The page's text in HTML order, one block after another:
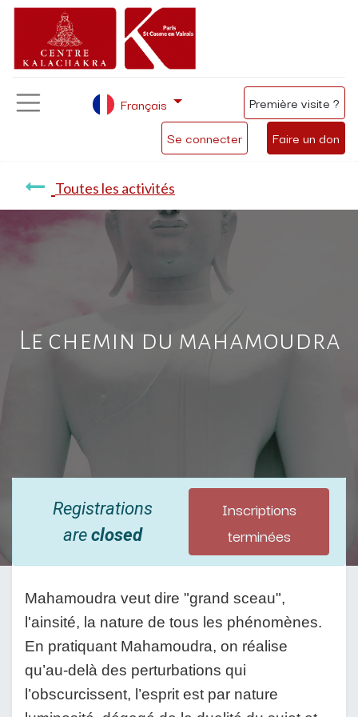
Se connecter Faire un don
Français Première visite ?
Toutes les activités
Le chemin du mahamoudra
Registrations
areclosed
Inscriptions
terminées
Mahamoudra veut dire "grand sceau",
l'ainsité, la nature de tous les phénomènes.
En pratiquant Mahamoudra, on réalise
qu’au-delà des perturbations qui
l’obscurcissent, l’esprit est par nature